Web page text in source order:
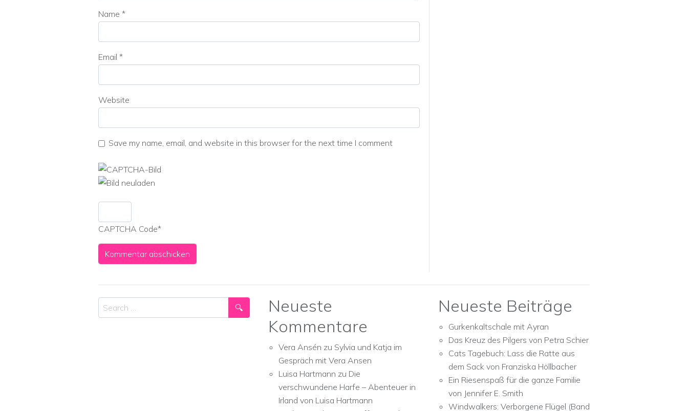
Name *
Email *
Website
Save my name, email, and website in this browser for the next time I comment
CAPTCHA Code*
Search
Neueste
Kommentare
Vera Ansén zu Sylvia und Katja im
Gespräch mit Vera Ansen
Luisa Hartmann zu Die
verschwundene Harfe – Abenteuer in
Irland von Luisa Hartmann
Neueste Beiträge
Gurkenkaltschale mit Ayran
Das Kreuz des Pilgers von Petra Schier
Cats Tagebuch: Lass die Ratte aus
dem Sack von Franziska Höllbacher
Ein Riesenspaß für die ganze Familie
von Jennifer E. Smith
Windwalkers: Verborgene Flügel (Band